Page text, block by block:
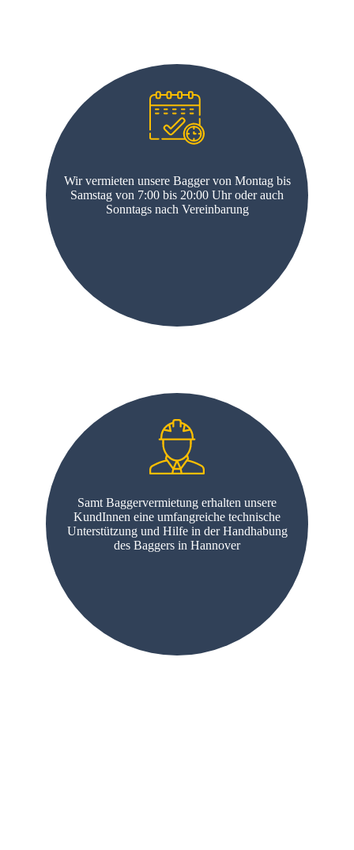
Wir vermieten unsere Bagger von Montag bis
Samstag von 7:00 bis 20:00 Uhr oder auch
Sonntags nach Vereinbarung
Samt Baggervermietung erhalten unsere
KundInnen eine umfangreiche technische
Unterstützung und Hilfe in der Handhabung
des Baggers in Hannover